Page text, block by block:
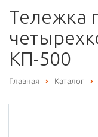
Тележка
КП-500
Главная Каталог